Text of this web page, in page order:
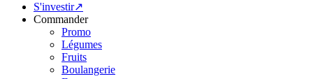
S'investir↗
Commander
Promo
Légumes
Fruits
Boulangerie